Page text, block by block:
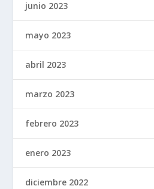
junio 2023
mayo 2023
abril 2023
marzo 2023
febrero 2023
enero 2023
diciembre 2022